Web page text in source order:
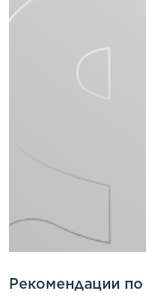
Рекомендации